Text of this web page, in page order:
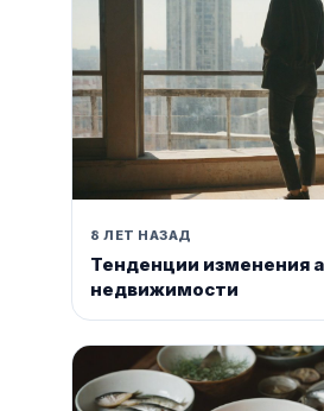
8 ЛЕТ НАЗАД
Тенденции изменения
недвижимости